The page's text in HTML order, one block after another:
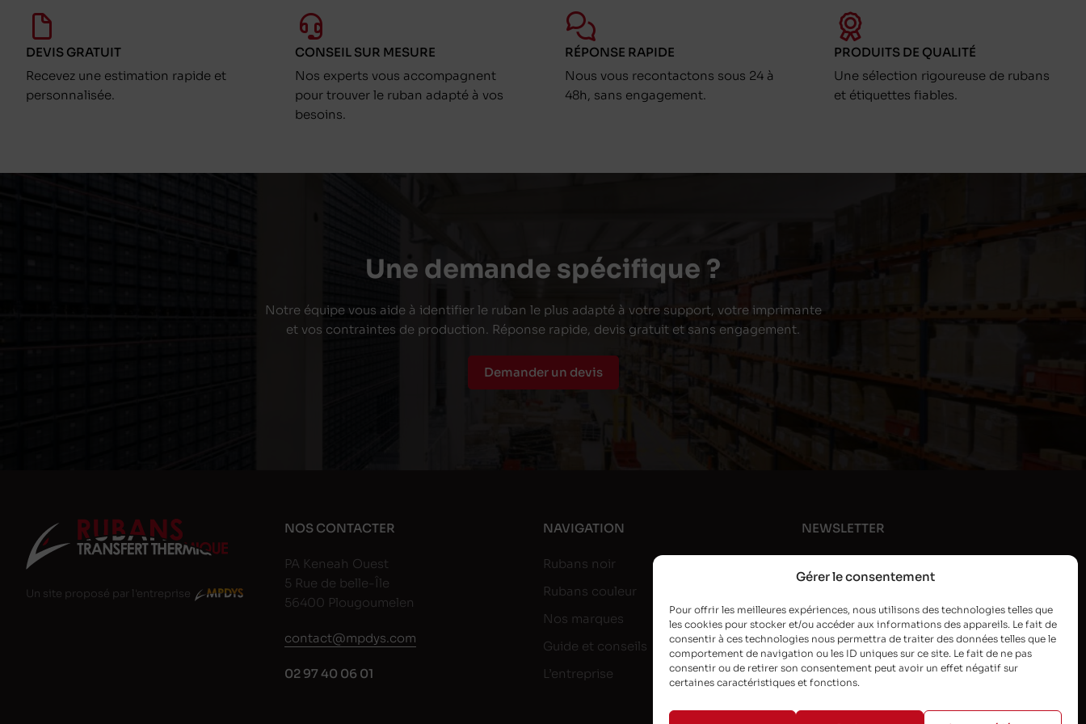
Gérer le consentement
Pour offrir les meilleures expériences, nous utilisons des technologies telles que
les cookies pour stocker et/ou accéder aux informations des appareils. Le fait de
consentir à ces technologies nous permettra de traiter des données telles que le
comportement de navigation ou les ID uniques sur ce site. Le fait de ne pas
consentir ou de retirer son consentement peut avoir un effet négatif sur
certaines caractéristiques et fonctions.
DEVIS GRATUIT
Recevez une estimation rapide et
personnalisée.
CONSEIL SUR MESURE
Nos experts vous accompagnent
pour trouver le ruban adapté à vos
besoins.
RÉPONSE RAPIDE
Nous vous recontactons sous 24 à
48h, sans engagement.
PRODUITS DE QUALITÉ
Une sélection rigoureuse de rubans
et étiquettes fiables.
Une demande spécifique ?
Notre équipe vous aide à identifier le ruban le plus adapté à votre support, votre imprimante
et vos contraintes de production. Réponse rapide, devis gratuit et sans engagement.
Demander un devis
Un site proposé par l'entreprise
NOS CONTACTER
PA Keneah Ouest
5 Rue de belle-Île
56400 Plougoumelen
contact@mpdys.com
02 97 40 06 01
NAVIGATION
Rubans noir
Rubans couleur
Nos marques
Guide et conseils
L’entreprise
NEWSLETTER